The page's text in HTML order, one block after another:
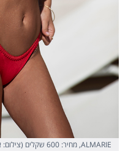
ALMARIE, מחיר: 600 שקלים (צילום: אלכס ליפקין)